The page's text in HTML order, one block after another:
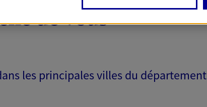
de vous
les principales villes du département